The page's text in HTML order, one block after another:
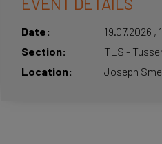
Date 19.07.2026 ,
Section
TLS -
Location
Joseph